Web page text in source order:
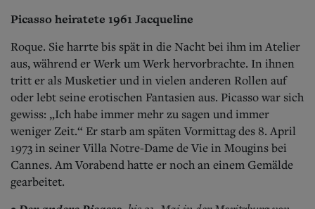
Picasso heiratete 1961 Jacqueline
Roque. Sie harrte bis spät in die Nacht bei ihm im Atelier
aus, während er Werk um Werk hervorbrachte. In ihnen
tritt er als Musketier und in vielen anderen Rollen auf
oder lebt seine erotischen Fantasien aus. Picasso war sich
gewiss: „Ich habe immer mehr zu sagen und immer
weniger Zeit.“ Er starb am späten Vormittag des 8. April
1973 in seiner Villa Notre-Dame de Vie in Mougins bei
Cannes. Am Vorabend hatte er noch an einem Gemälde
gearbeitet.